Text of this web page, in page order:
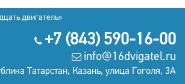
двигатель»
+7 (843) 590-16-00
info@16dvigatel.ru
Татарстан, Казань, улица Гоголя, 3А